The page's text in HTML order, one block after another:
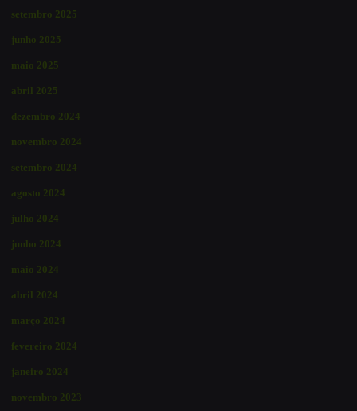
setembro 2025
junho 2025
maio 2025
abril 2025
dezembro 2024
novembro 2024
setembro 2024
agosto 2024
julho 2024
junho 2024
maio 2024
abril 2024
março 2024
fevereiro 2024
janeiro 2024
novembro 2023